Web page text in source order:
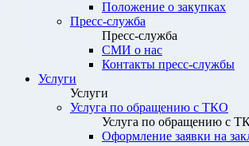
Положение о закупках
Пресс-служба
Пресс-служба
СМИ о нас
Контакты пресс-службы
Услуги
Услуги
Услуга по обращению с ТКО
Услуга по обращению с
Оформление заявки на